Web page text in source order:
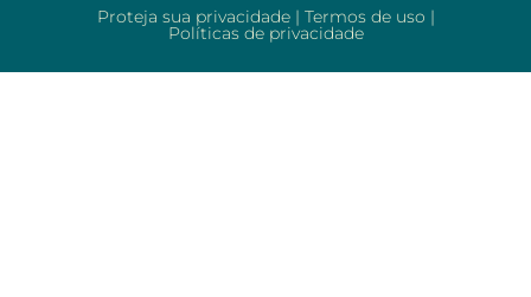
Proteja sua privacidade | Termos de uso |
Políticas de privacidade